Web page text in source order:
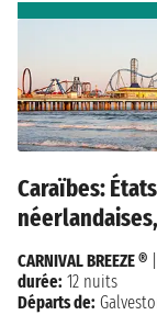
Caraïbes:
CARNIVAL BREEZE ®
durée: 12 nuits
Départs de: